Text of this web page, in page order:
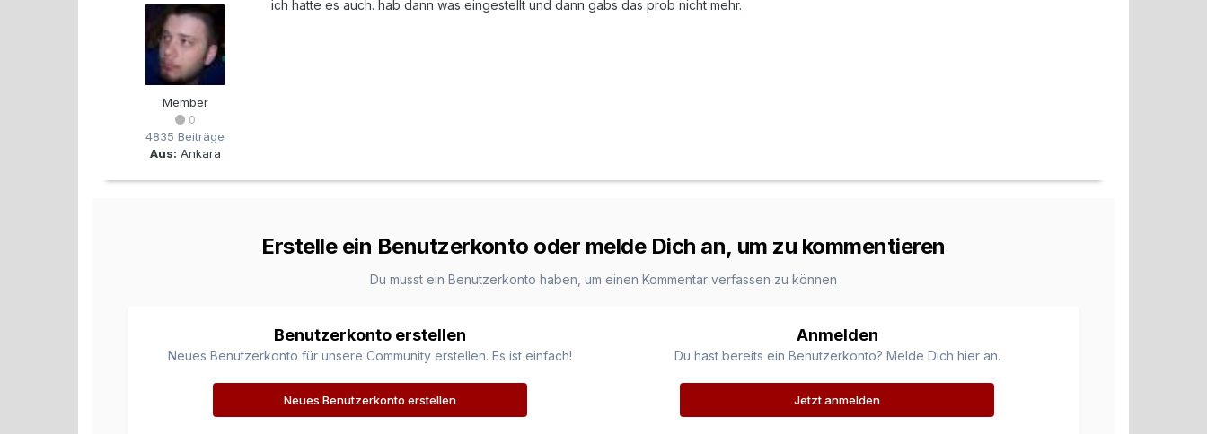
Member
0
4835 Beiträge
Aus: Ankara
ich hatte es auch. hab dann was eingestellt und dann gabs das prob nicht mehr.
Erstelle ein Benutzerkonto oder melde Dich an, um zu kommentieren
Du musst ein Benutzerkonto haben, um einen Kommentar verfassen zu können
Benutzerkonto erstellen
Neues Benutzerkonto für unsere Community erstellen. Es ist einfach!
Neues Benutzerkonto erstellen
Anmelden
Du hast bereits ein Benutzerkonto? Melde Dich hier an.
Jetzt anmelden